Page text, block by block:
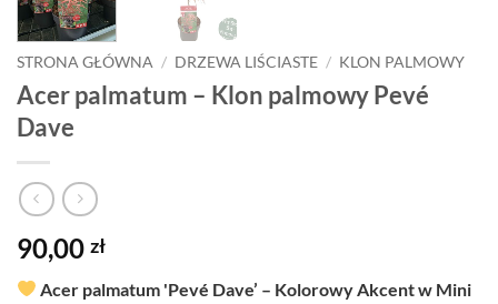
STRONA GŁÓWNA / DRZEWA LIŚCIASTE / KLON PALMOWY
Acer palmatum – Klon palmowy Pevé
Dave
90,00 zł
Acer palmatum 'Pevé Dave’ – Kolorowy Akcent w Mini